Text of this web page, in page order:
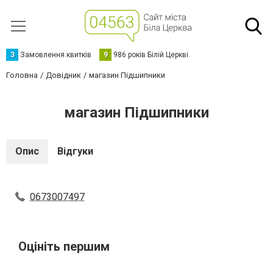
З Замовлення квитків 9 986 років Білій Церкві
Головна Довідник магазин Підшипники
магазин Підшипники
Опис Відгуки
0673007497
Оцініть першим